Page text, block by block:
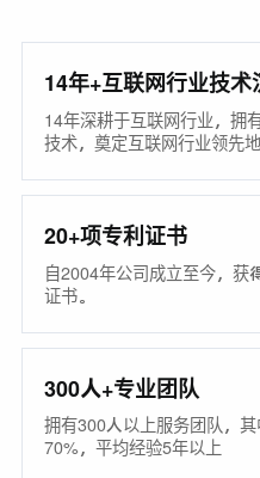
14年+互联网行业技术
14年深耕于互联网行业，拥
技术，奠定互联网行业领先
20+项专利证书
自2004年公司成立至今，获
证书。
300人+专业团队
拥有300人以上服务团队，
70%，平均经验5年以上